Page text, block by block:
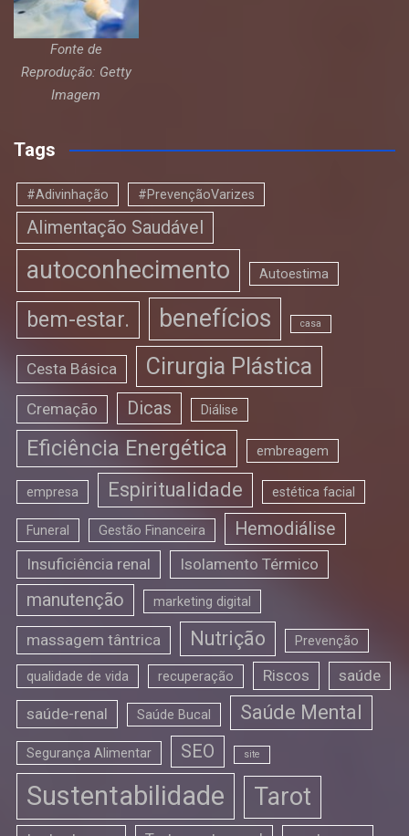
Fonte de
Reprodução: Getty
Imagem
Tags
#Adivinhação #PrevençãoVarizes
Alimentação Saudável
autoconhecimento Autoestima
bem-estar. benefícios casa
Cesta Básica Cirurgia Plástica
Cremação Dicas Diálise
Eficiência Energética embreagem
empresa Espiritualidade estética facial
Funeral Gestão Financeira Hemodiálise
Insuficiência renal Isolamento Térmico
manutenção marketing digital
massagem tântrica Nutrição Prevenção
qualidade de vida recuperação Riscos saúde
saúde-renal Saúde Bucal Saúde Mental
Segurança Alimentar SEO site
Sustentabilidade Tarot